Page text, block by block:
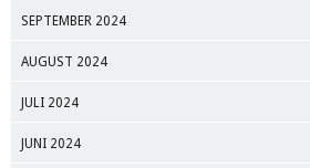
SEPTEMBER 2024
AUGUST 2024
JULI 2024
JUNI 2024